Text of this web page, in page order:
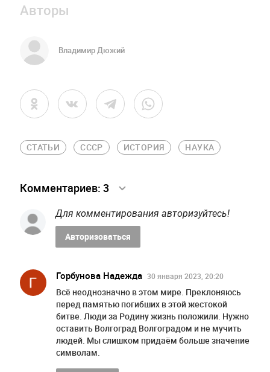
Авторы
Владимир Дюжий
СТАТЬИ СССР ИСТОРИЯ НАУКА
Комментариев: 3
Для комментирования авторизуйтесь!
Авторизоваться
Горбунова Надежда 30 января 2023, 20:20
Всё неоднозначно в этом мире. Преклоняюсь
перед памятью погибших в этой жестокой
битве. Люди за Родину жизнь положили. Нужно
оставить Волгоград Волгоградом и не мучить
людей. Мы слишком придаём больше значение
символам.